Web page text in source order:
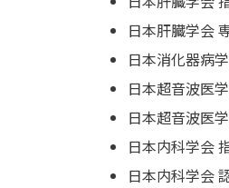
日本肝臓学会
日本消化器病
日本超音波医
日本超音波医
日本内科学会
日本内科学会